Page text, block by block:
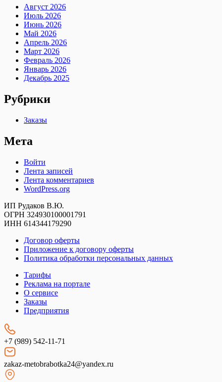
Август 2026
Июль 2026
Июнь 2026
Май 2026
Апрель 2026
Март 2026
Февраль 2026
Январь 2026
Декабрь 2025
Рубрики
Заказы
Мета
Войти
Лента записей
Лента комментариев
WordPress.org
ИП Рудаков В.Ю.
ОГРН 324930100001791
ИНН 614344179290
Договор оферты
Приложение к договору оферты
Политика обработки персональных данных
Тарифы
Реклама на портале
О сервисе
Заказы
Предприятия
+7 (989) 542-11-71
zakaz-metobrabotka24@yandex.ru